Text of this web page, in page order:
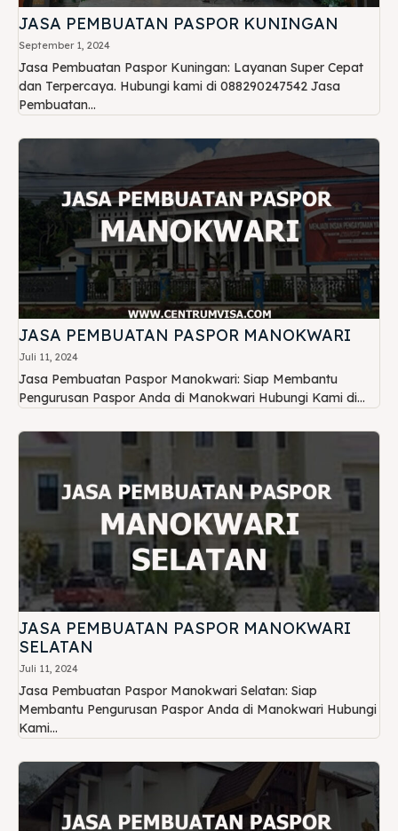
JASA PEMBUATAN PASPOR KUNINGAN
September 1, 2024
Jasa Pembuatan Paspor Kuningan: Layanan Super Cepat
dan Terpercaya. Hubungi kami di 088290247542 Jasa
Pembuatan...
JASA PEMBUATAN PASPOR MANOKWARI
Juli 11, 2024
Jasa Pembuatan Paspor Manokwari: Siap Membantu
Pengurusan Paspor Anda di Manokwari Hubungi Kami di...
JASA PEMBUATAN PASPOR MANOKWARI
SELATAN
Juli 11, 2024
Jasa Pembuatan Paspor Manokwari Selatan: Siap
Membantu Pengurusan Paspor Anda di Manokwari Hubungi
Kami...